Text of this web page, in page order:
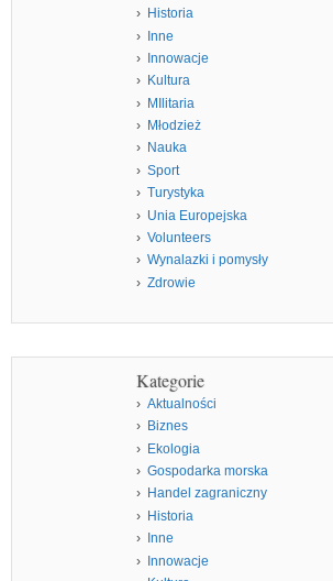
Historia
Inne
Innowacje
Kultura
MIlitaria
Młodzież
Nauka
Sport
Turystyka
Unia Europejska
Volunteers
Wynalazki i pomysły
Zdrowie
Kategorie
Aktualności
Biznes
Ekologia
Gospodarka morska
Handel zagraniczny
Historia
Inne
Innowacje